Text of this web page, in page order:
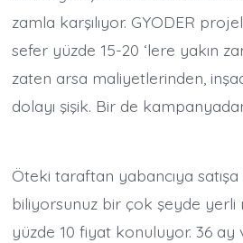
zamla karşılıyor. GYODER
sefer yüzde 15-20 ‘lere yakın
zaten arsa maliyetlerinden,
dolayı şişik. Bir de
Öteki taraftan yabancıya satışa
biliyorsunuz bir çok şeyde yerli
yüzde 10 fiyat konuluyor. 36 ay